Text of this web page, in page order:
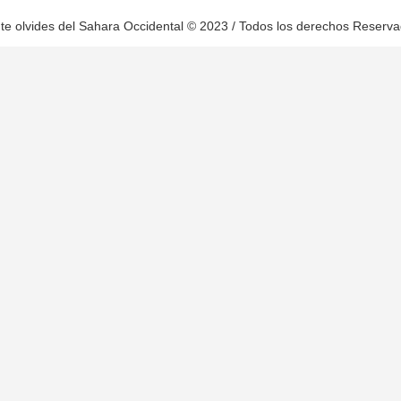
olvides del Sahara Occidental © 2023 / Todos los derechos